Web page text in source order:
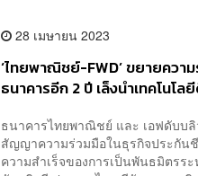
28 เมษายน 2023
‘ไทยพาณิชย์-FWD’ ขยายควา
ธนาคารอีก 2 ปี เล็งนำเทคโนโ
ธนาคารไทยพาณิชย์ และ เอฟดับบ
สัญญาความร่วมมือในธุรกิจประกัน
ความสำเร็จของการเป็นพันธมิตรร